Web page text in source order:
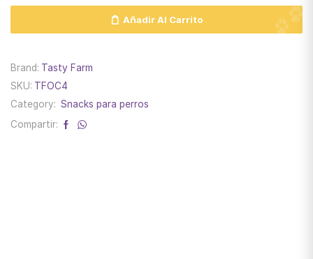
Añadir Al Carrito
Brand: Tasty Farm
SKU: TFOC4
Category: Snacks para perros
Compartir: